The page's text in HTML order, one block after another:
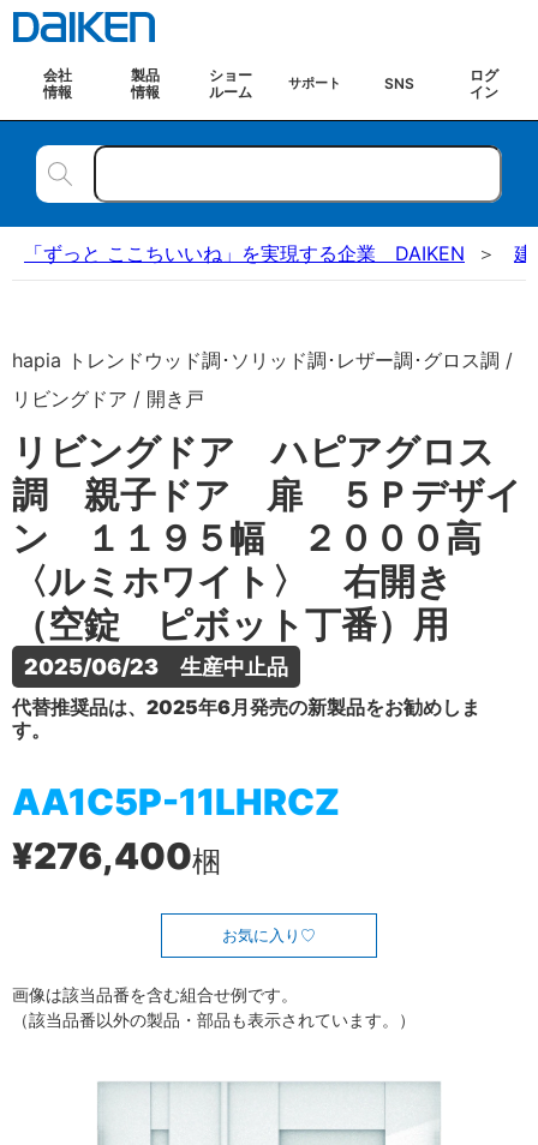
会社
情報
製品
情報
ショー
ルーム
サポート SNS
ログ
イン
「ずっと ここちいいね」を実現する企業 DAIKEN 建
hapia トレンドウッド調･ソリッド調･レザー調･グロス調 /
リビングドア / 開き戸
リビングドア ハピアグロス
調 親子ドア 扉 ５Ｐデザイ
ン １１９５幅 ２０００高
〈ルミホワイト〉 右開き
（空錠 ピボット丁番）用
2025/06/23　生産中止品
代替推奨品は、2025年6月発売の新製品をお勧めしま
す。
AA1C5P-11LHRCZ
¥276,400梱
お気に入り
画像は該当品番を含む組合せ例です。
（該当品番以外の製品・部品も表示されています。）